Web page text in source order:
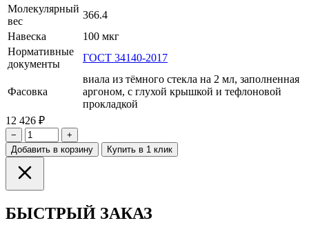
Молекулярный
вес
366.4
Навеска
100 мкг
Нормативные
документы
ГОСТ 34140-2017
Фасовка
виала из тёмного стекла на 2 мл, заполненная
аргоном, с глухой крышкой и тефлоновой
прокладкой
12 426 ₽
−
+
Добавить в корзину
Купить в 1 клик
БЫСТРЫЙ ЗАКАЗ